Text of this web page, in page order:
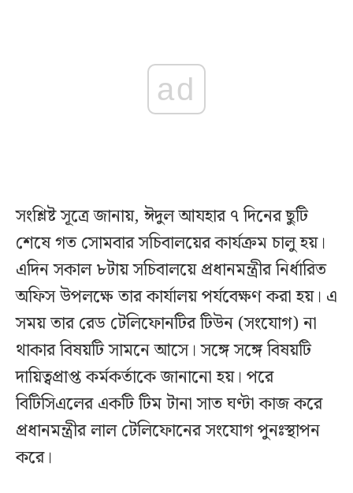
ad
সংশ্লিষ্ট সূত্রে জানায়, ঈদুল আযহার ৭ দিনের ছুটি
শেষে গত সোমবার সচিবালয়ের কার্যক্রম চালু হয়।
এদিন সকাল ৮টায় সচিবালয়ে প্রধানমন্ত্রীর নির্ধারিত
অফিস উপলক্ষে তার কার্যালয় পর্যবেক্ষণ করা হয়। এ
সময় তার রেড টেলিফোনটির টিউন (সংযোগ) না
থাকার বিষয়টি সামনে আসে। সঙ্গে সঙ্গে বিষয়টি
দায়িত্বপ্রাপ্ত কর্মকর্তাকে জানানো হয়। পরে
বিটিসিএলের একটি টিম টানা সাত ঘণ্টা কাজ করে
প্রধানমন্ত্রীর লাল টেলিফোনের সংযোগ পুনঃস্থাপন
করে।